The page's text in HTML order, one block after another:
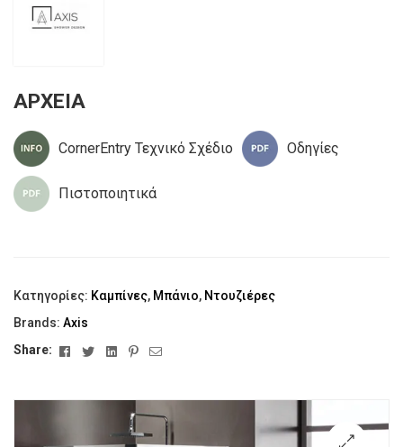
ΑΡΧΕΙΑ
CornerEntry Τεχνικό Σχέδιο Οδηγίες
Πιστοποιητικά
Κατηγορίες: Καμπίνες, Μπάνιο, Ντουζιέρες
Brands: Axis
Share:
FacebookTwitterLinkedinPinterest
Email